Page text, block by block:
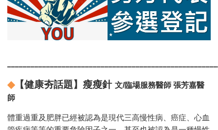
◆【健康夯話題】瘦瘦針 文/臨場服務醫師 張芳嘉醫
師
體重過重及肥胖已經被認為是現代三高慢性病、癌症、心血